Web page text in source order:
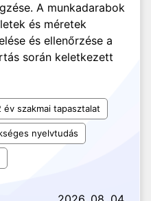
A munkadarabok
és méretek
és ellenőrzése a
során keletkezett
év szakmai tapasztalat
nyelvtudás